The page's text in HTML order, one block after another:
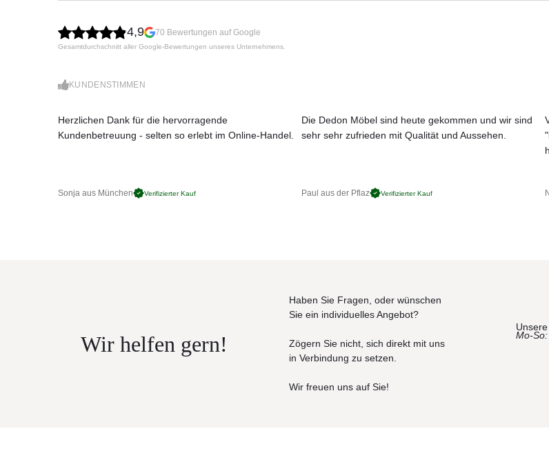
Die flachen Volumen der VELA Möbel scheinen wenige Zentimeter über dem Boden zu schweben und
Beleuchtung in lichtdurchflutete Architekturen. Das aus linearem Polyethylen im Rotationsgussverfahren
Maße (B × T × H)
JETZT MUSTER BESTELLEN
4,9 70 Bewertungen auf Google
Gesamtdurchschnitt aller Google-Bewertungen unseres Unternehmens.
KUNDENSTIMMEN
Herzlichen Dank für die hervorragende
Kundenbetreuung - selten so erlebt im Online-Handel.
Sonja aus München Verifizierter Kauf
Die Dedon Möbel sind heute gekommen und wir sind
sehr sehr zufrieden mit Qualität und Aussehen.
Paul aus der Pflaz Verifizierter Kauf
Wir helfen gern!
Haben Sie Fragen, oder wünschen
Sie ein individuelles Angebot?
Zögern Sie nicht, sich direkt mit uns
in Verbindung zu setzen.
Wir freuen uns auf Sie!
Mo-